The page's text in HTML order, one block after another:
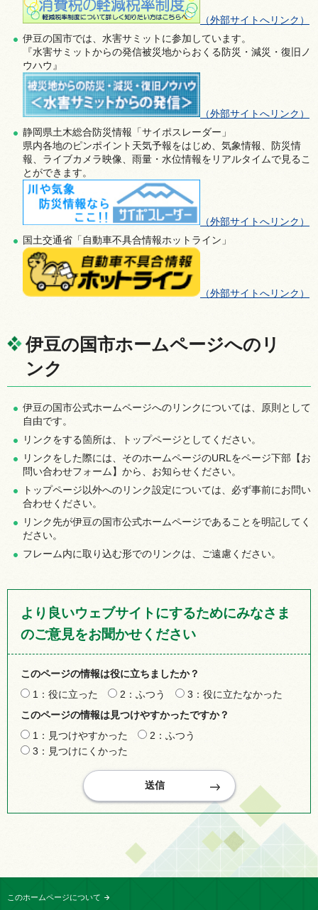
（外部サイトへリンク）
伊豆の国市では、水害サミットに参加しています。
『水害サミットからの発信被災地からおくる防災・減災・復旧ノ
ウハウ』
（外部サイトへリンク）
静岡県土木総合防災情報「サイポスレーダー」
県内各地のピンポイント天気予報をはじめ、気象情報、防災情
報、ライブカメラ映像、雨量・水位情報をリアルタイムで見るこ
とができます。
（外部サイトへリンク）
国土交通省「自動車不具合情報ホットライン」
（外部サイトへリンク）
伊豆の国市ホームページへのリ
ンク
伊豆の国市公式ホームページへのリンクについては、原則として
自由です。
リンクをする箇所は、トップページとしてください。
リンクをした際には、そのホームページのURLをページ下部【お
問い合わせフォーム】から、お知らせください。
トップページ以外へのリンク設定については、必ず事前にお問い
合わせください。
リンク先が伊豆の国市公式ホームページであることを明記してく
ださい。
フレーム内に取り込む形でのリンクは、ご遠慮ください。
より良いウェブサイトにするためにみなさま
のご意見をお聞かせください
このページの情報は役に立ちましたか？
1：役に立った
2：ふつう
3：役に立たなかった
このページの情報は見つけやすかったですか？
1：見つけやすかった
2：ふつう
3：見つけにくかった
このホームページについて